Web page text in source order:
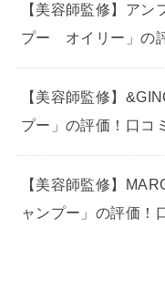
【美容師監修】ア
プー オイリー」の
【美容師監修】
プー」の評価！口コ
【美容師監修】
ャンプー」の評価！